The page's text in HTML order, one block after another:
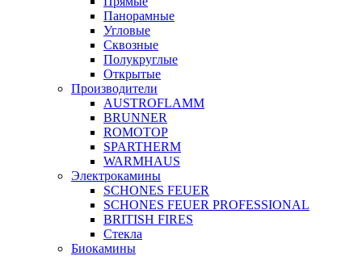
Панорамные
Угловые
Сквозные
Полукруглые
Открытые
Производители
AUSTROFLAMM
BRUNNER
ROMOTOP
SPARTHERM
WARMHAUS
Электрокамины
SCHONES FEUER
SCHONES FEUER PROFESSIONAL
BRITISH FIRES
Стекла
Биокамины